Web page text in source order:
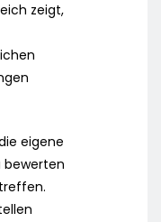
zeigt,
eigene
bewerten